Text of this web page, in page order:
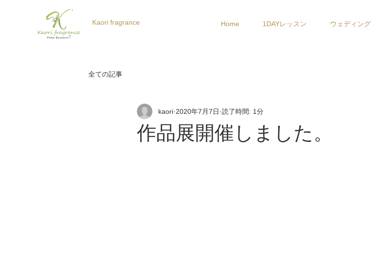
Kaori fragrance Home 1DAYレッスン ウェディング
全ての記事
作品展開催しました。
kaori 2020年7月7日 読了時間: 1分